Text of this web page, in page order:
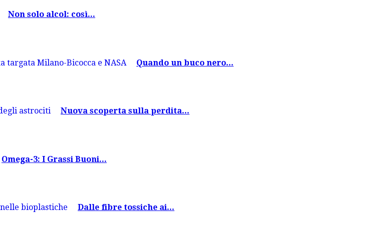
Non solo alcol: così...
Quando un buco nero...
Nuova scoperta sulla perdita...
Omega-3: I Grassi Buoni...
Dalle fibre tossiche ai...